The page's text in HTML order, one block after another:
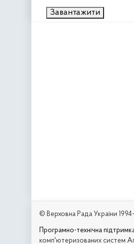
Завантажити
© Верховна Рада України
Програмно-технічна
комп'ютеризованих систем